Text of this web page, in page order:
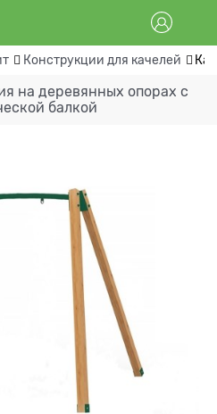
Конструкции для качелей
на деревянных опорах с
балкой